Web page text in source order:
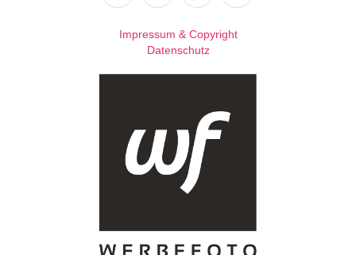
Impressum & Copyright
Datenschutz